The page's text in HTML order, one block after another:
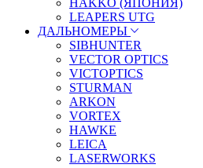
HAKKO (ЯПОНИЯ)
LEAPERS UTG
ДАЛЬНОМЕРЫ
SIBHUNTER
VECTOR OPTICS
VICTOPTICS
STURMAN
ARKON
VORTEX
HAWKE
LEICA
LASERWORKS